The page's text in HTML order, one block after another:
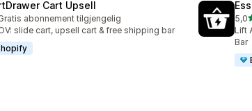
Cart Upsell
abonnement tilgjengelig
slide cart, upsell cart & free shipping bar
5,0
Lift
Bar